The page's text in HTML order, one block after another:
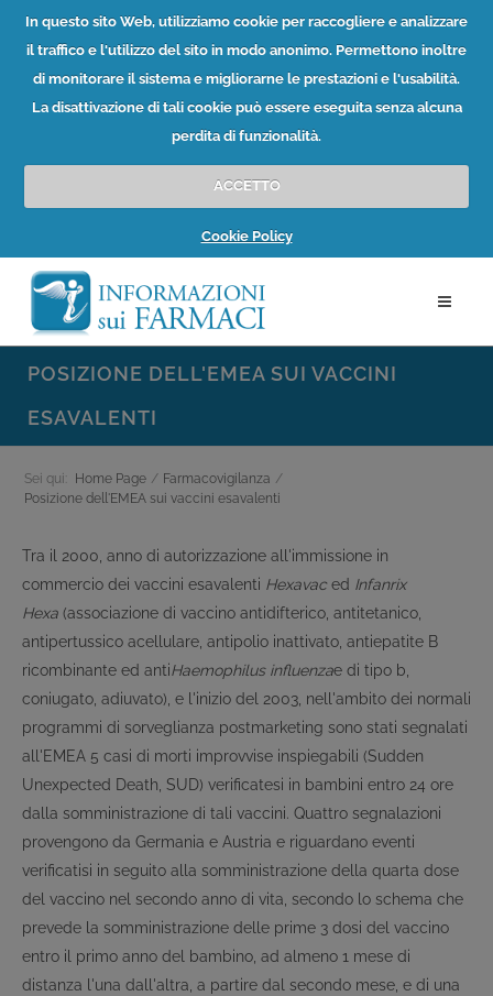
In questo sito Web, utilizziamo cookie per raccogliere e analizzare
il traffico e l'utilizzo del sito in modo anonimo. Permettono inoltre
di monitorare il sistema e migliorarne le prestazioni e l'usabilità.
La disattivazione di tali cookie può essere eseguita senza alcuna
perdita di funzionalità.
ACCETTO
Cookie Policy
POSIZIONE DELL'EMEA SUI VACCINI
ESAVALENTI
Sei qui: Home Page / Farmacovigilanza /
Posizione dell'EMEA sui vaccini esavalenti
Tra il 2000, anno di autorizzazione all'immissione in
commercio dei vaccini esavalenti Hexavac ed Infanrix
Hexa (associazione di vaccino antidifterico, antitetanico,
antipertussico acellulare, antipolio inattivato, antiepatite B
ricombinante ed antiHaemophilus influenzae di tipo b,
coniugato, adiuvato), e l'inizio del 2003, nell'ambito dei normali
programmi di sorveglianza postmarketing sono stati segnalati
all'EMEA 5 casi di morti improvvise inspiegabili (Sudden
Unexpected Death, SUD) verificatesi in bambini entro 24 ore
dalla somministrazione di tali vaccini. Quattro segnalazioni
provengono da Germania e Austria e riguardano eventi
verificatisi in seguito alla somministrazione della quarta dose
del vaccino nel secondo anno di vita, secondo lo schema che
prevede la somministrazione delle prime 3 dosi del vaccino
entro il primo anno del bambino, ad almeno 1 mese di
distanza l'una dall'altra, a partire dal secondo mese, e di una